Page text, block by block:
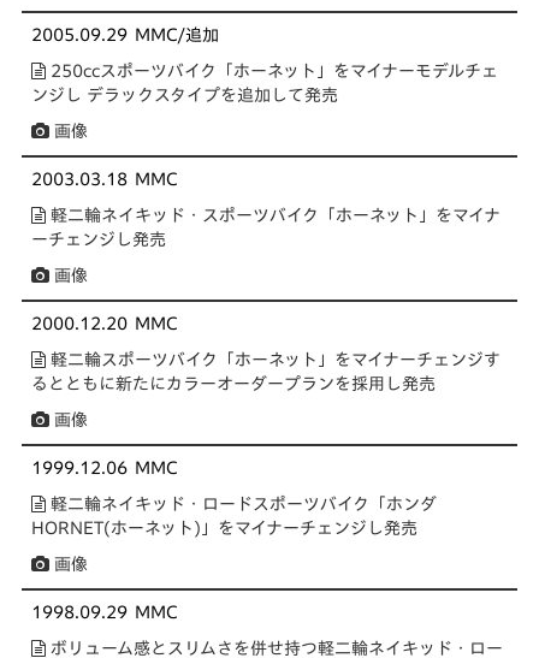
2005.09.29 MMC/追加
250ccスポーツバイク「ホーネット」をマイナーモデルチェ
ンジし デラックスタイプを追加して発売
画像
2003.03.18 MMC
軽二輪ネイキッド・スポーツバイク「ホーネット」をマイナ
ーチェンジし発売
画像
2000.12.20 MMC
軽二輪スポーツバイク「ホーネット」をマイナーチェンジす
るとともに新たにカラーオーダープランを採用し発売
画像
1999.12.06 MMC
軽二輪ネイキッド・ロードスポーツバイク「ホンダ
HORNET(ホーネット)」をマイナーチェンジし発売
画像
1998.09.29 MMC
ボリューム感とスリムさを併せ持つ軽二輪ネイキッド・ロー